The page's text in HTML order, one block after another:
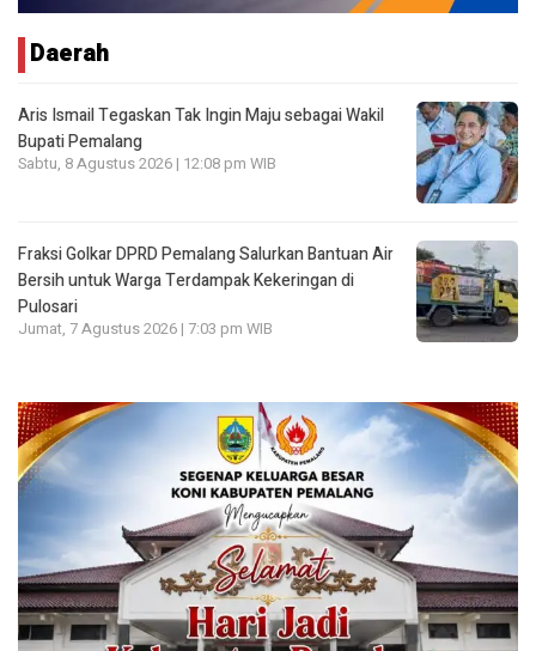
Daerah
Aris Ismail Tegaskan Tak Ingin Maju sebagai Wakil
Bupati Pemalang
Sabtu, 8 Agustus 2026 | 12:08 pm WIB
Fraksi Golkar DPRD Pemalang Salurkan Bantuan Air
Bersih untuk Warga Terdampak Kekeringan di
Pulosari
Jumat, 7 Agustus 2026 | 7:03 pm WIB